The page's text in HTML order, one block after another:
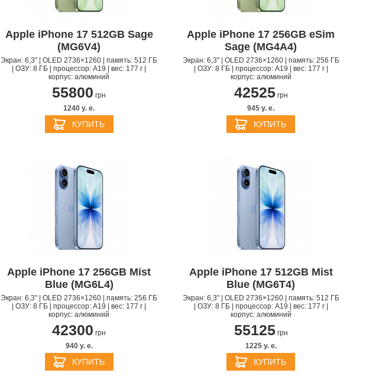
APPLE IPHONE 14 PLUS APPLE IPHONE 14
Apple iPhone 17 512GB Sage
(MG6V4)
Экран: 6,3" | OLED 2736×1260 | память: 512 ГБ
| ОЗУ: 8 ГБ | процессор: A19 | вес: 177 г |
корпус: алюминий
55800 грн
1240 y. e.
КУПИТЬ
Apple iPhone 17 256GB eSim
Sage (MG4A4)
Экран: 6,3" | OLED 2736×1260 | память: 256 ГБ
| ОЗУ: 8 ГБ | процессор: A19 | вес: 177 г |
корпус: алюминий
42525грн
945 y. e.
КУПИТЬ
Apple iPhone 17 256GB Mist
Blue (MG6L4)
Экран: 6,3" | OLED 2736×1260 | память: 256 ГБ
| ОЗУ: 8 ГБ | процессор: A19 | вес: 177 г |
корпус: алюминий
42300 грн
940 y. e.
КУПИТЬ
Apple iPhone 17 512GB Mist
Blue (MG6T4)
Экран: 6,3" | OLED 2736×1260 | память: 512 ГБ
| ОЗУ: 8 ГБ | процессор: A19 | вес: 177 г |
корпус: алюминий
55125грн
1225 y. e.
КУПИТЬ